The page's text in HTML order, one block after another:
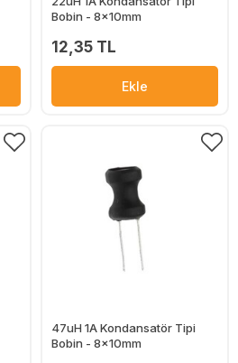
Bobin - 8x10mm
12,35 TL
Ekle
47uH 1A Kondansatör Tipi
Bobin - 8x10mm